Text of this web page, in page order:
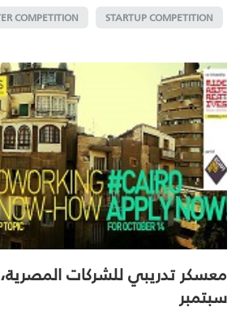
STARTUP COMPETITION
COMPETITION
سبتمبر